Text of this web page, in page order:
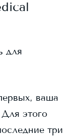
для
ваша
этого
три